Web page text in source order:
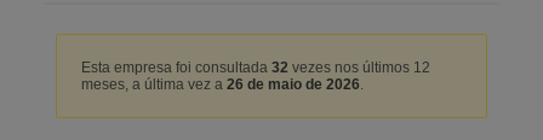
Esta empresa foi consultada 32 vezes nos últimos 12
meses, a última vez a 26 de maio de 2026.